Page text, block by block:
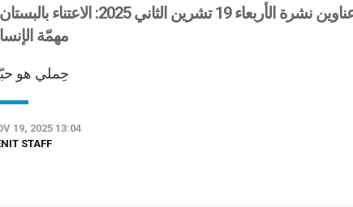
عناوين نشرة الأربعاء 19 تشرين الثاني 2025: الاعتناء
مهمّة
حِملي هو
19, 2025 13:04
STAFF